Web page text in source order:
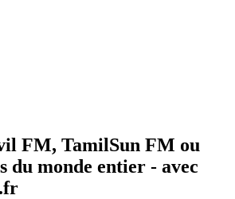
FM, TamilSun FM ou
du monde entier - avec